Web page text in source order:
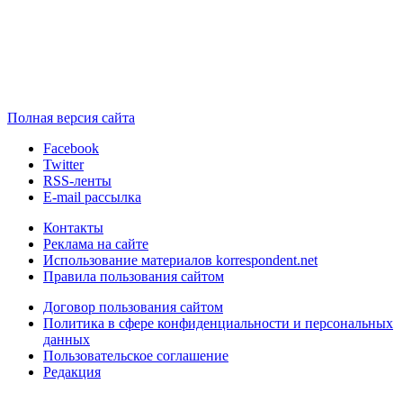
Полная версия сайта
Facebook
Twitter
RSS-ленты
E-mail рассылка
Контакты
Реклама на сайте
Использование материалов korrespondent.net
Правила пользования сайтом
Договор пользования сайтом
Политика в сфере конфиденциальности и персональных
данных
Пользовательское соглашение
Редакция